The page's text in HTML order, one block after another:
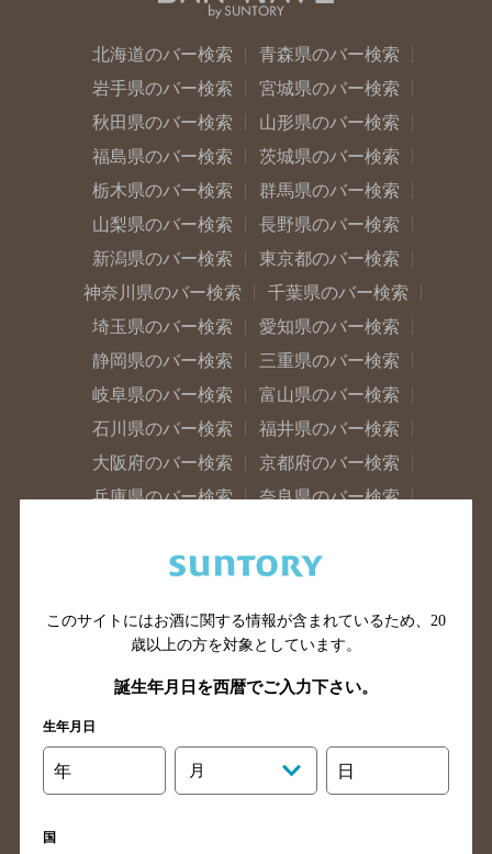
北海道のバー検索
青森県のバー検索
岩手県のバー検索
宮城県のバー検索
秋田県のバー検索
山形県のバー検索
福島県のバー検索
茨城県のバー検索
栃木県のバー検索
群馬県のバー検索
山梨県のバー検索
長野県のバー検索
新潟県のバー検索
東京都のバー検索
神奈川県のバー検索
千葉県のバー検索
埼玉県のバー検索
愛知県のバー検索
静岡県のバー検索
三重県のバー検索
岐阜県のバー検索
富山県のバー検索
石川県のバー検索
福井県のバー検索
大阪府のバー検索
京都府のバー検索
兵庫県のバー検索
奈良県のバー検索
広島県のバー検索
岡山県のバー検索
島根県のバー検索
徳島県のバー検索
高知県のバー検索
福岡県のバー検索
長崎県のバー検索
大分県のバー検索
熊本県のバー検索
このサイトにはお酒に関する情報が含まれているため、 20
歳以上の方を対象としています。
誕生年月日を西暦でご入力下さい。
生年月日
年 月 日
国